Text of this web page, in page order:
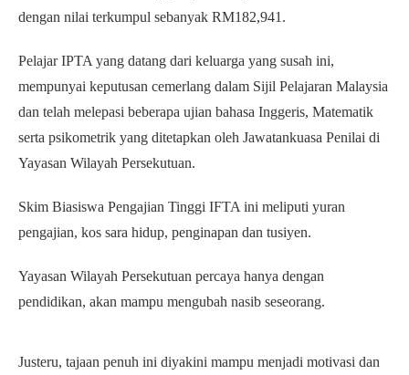
dengan nilai terkumpul sebanyak RM182,941.
Pelajar IPTA yang datang dari keluarga yang susah ini,
mempunyai keputusan cemerlang dalam Sijil Pelajaran Malaysia
dan telah melepasi beberapa ujian bahasa Inggeris, Matematik
serta psikometrik yang ditetapkan oleh Jawatankuasa Penilai di
Yayasan Wilayah Persekutuan.
Skim Biasiswa Pengajian Tinggi IFTA ini meliputi yuran
pengajian, kos sara hidup, penginapan dan tusiyen.
Yayasan Wilayah Persekutuan percaya hanya dengan
pendidikan, akan mampu mengubah nasib seseorang.
Justeru, tajaan penuh ini diyakini mampu menjadi motivasi dan